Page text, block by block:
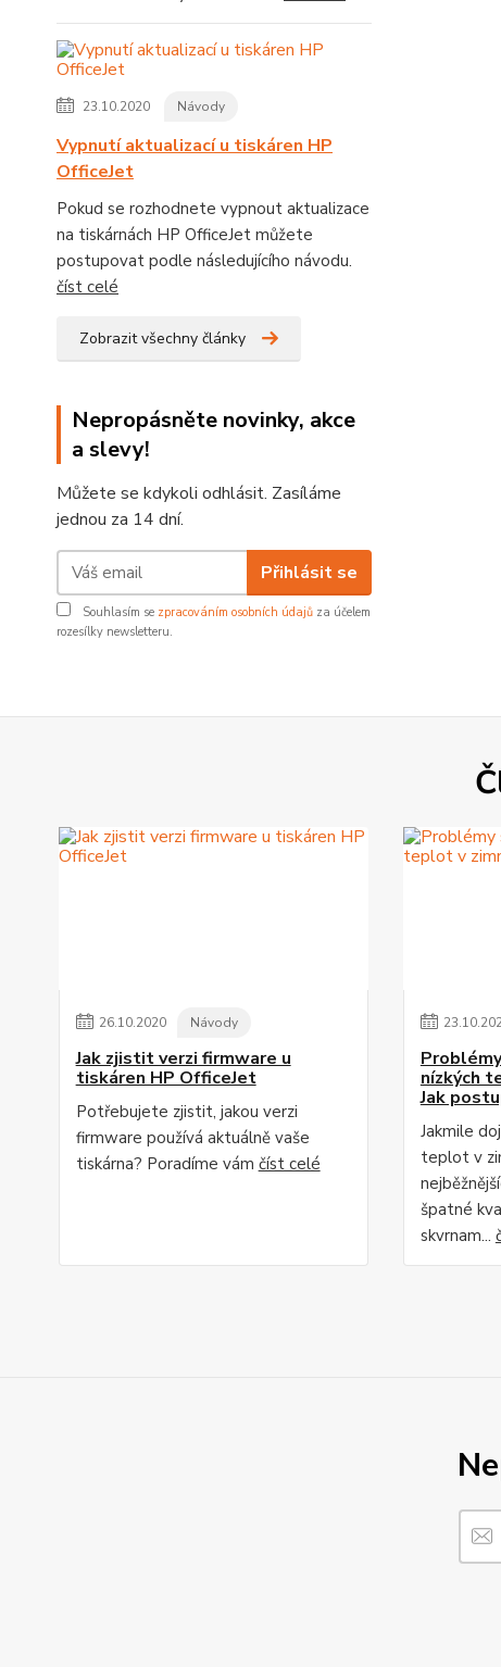
23.10.2020 Návody
Vypnutí aktualizací u tiskáren HP
OfficeJet
Pokud se rozhodnete vypnout aktualizace
na tiskárnách HP OfficeJet můžete
postupovat podle následujícího návodu.
číst celé
Zobrazit všechny články
Nepropásněte novinky, akce
a slevy!
Můžete se kdykoli odhlásit. Zasíláme
jednou za 14 dní.
Přihlásit se
Souhlasím se zpracováním osobních údajů za účelem
rozesílky newsletteru.
26.10.2020 Návody
Jak zjistit verzi firmware u
tiskáren HP OfficeJet
Potřebujete zjistit, jakou verzi
firmware používá aktuálně vaše
tiskárna? Poradíme vám číst celé
23.10.
nízkých
Jak
Jakmile
teplot v
špatné
skvrnam...